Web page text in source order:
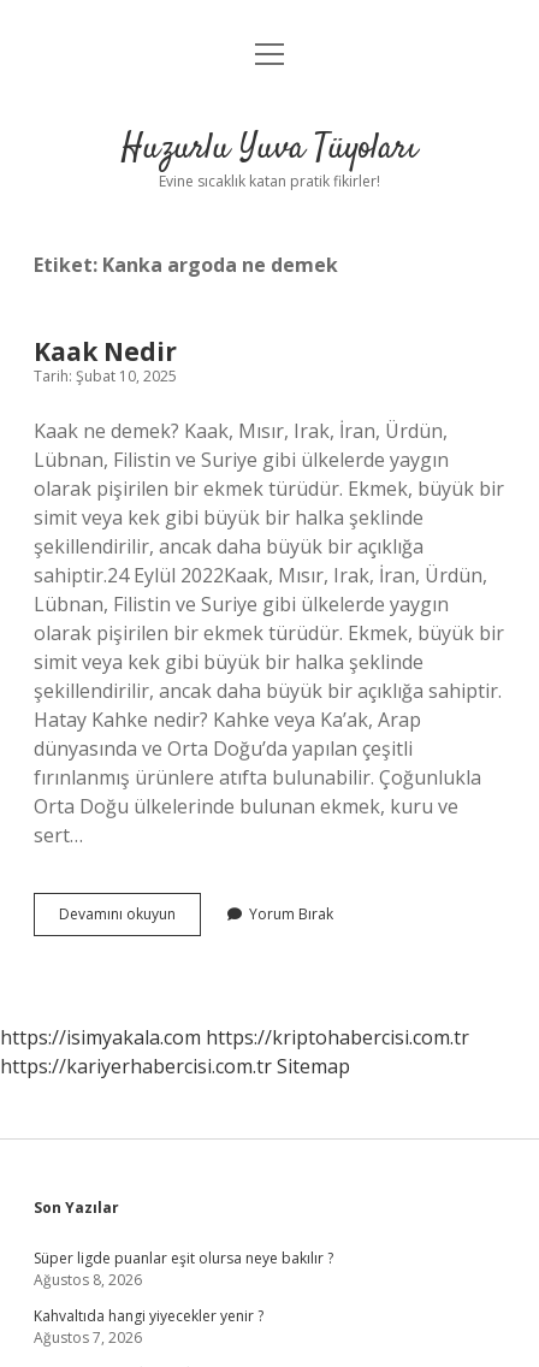
Anasayfa
Yasal Uyarı
menüyü
Huzurlu Yuva Tüyoları
Evine sıcaklık katan pratik fikirler!
Etiket: Kanka argoda ne demek
Kaak Nedir
Tarih: Şubat 10, 2025
Kaak ne demek? Kaak, Mısır, Irak, İran, Ürdün,
Lübnan, Filistin ve Suriye gibi ülkelerde yaygın
olarak pişirilen bir ekmek türüdür. Ekmek, büyük bir
simit veya kek gibi büyük bir halka şeklinde
şekillendirilir, ancak daha büyük bir açıklığa
sahiptir.24 Eylül 2022Kaak, Mısır, Irak, İran, Ürdün,
Lübnan, Filistin ve Suriye gibi ülkelerde yaygın
olarak pişirilen bir ekmek türüdür. Ekmek, büyük bir
simit veya kek gibi büyük bir halka şeklinde
şekillendirilir, ancak daha büyük bir açıklığa sahiptir.
Hatay Kahke nedir? Kahke veya Ka’ak, Arap
dünyasında ve Orta Doğu’da yapılan çeşitli
fırınlanmış ürünlere atıfta bulunabilir. Çoğunlukla
Orta Doğu ülkelerinde bulunan ekmek, kuru ve
sert…
Devamını okuyun
Nedir
Yorum Bırak
https://isimyakala.com https://kriptohabercisi.com.tr
https://kariyerhabercisi.com.trSitemap
Sidebar
Son Yazılar
Süper ligde puanlar eşit olursa neye bakılır ?
Ağustos 8, 2026
Kahvaltıda hangi yiyecekler yenir ?
Ağustos 7, 2026